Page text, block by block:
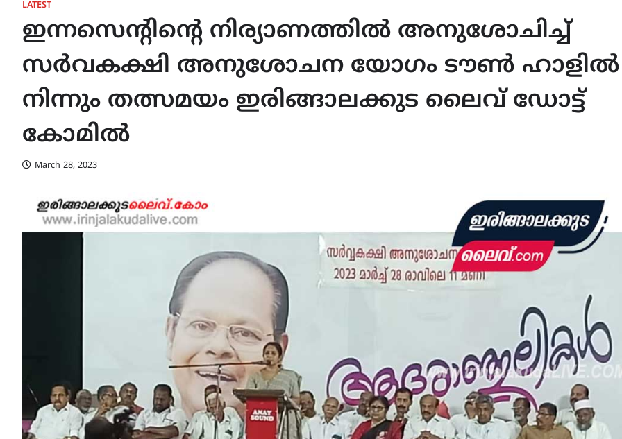
LATEST
ഇന്നസെന്റിന്റെ നിര്യാണത്തിൽ അനുശോചിച്ച്
സർവകക്ഷി അനുശോചന യോഗം ടൗൺ ഹാളിൽ
നിന്നും തത്സമയം ഇരിങ്ങാലക്കുട ലൈവ് ഡോട്ട്
കോമിൽ
March 28, 2023